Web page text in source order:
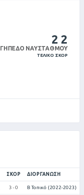
22
ΓΉΠΕΔΟ ΝΑΥΣΤΆΘΜΟΥ
ΤΕΛΙΚΌ ΣΚΌΡ
ΣΚΟΡ ΔΙΟΡΓΆΝΩΣΗ
3 - 0 Β Τοπικό (2022-2023)